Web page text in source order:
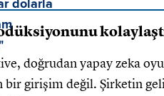
doğrudan yapay zeka
bir girişim değil. Şirketin